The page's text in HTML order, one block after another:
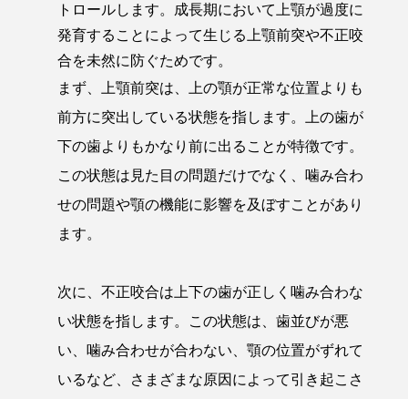
トロールします。成長期において上顎が過度に
発育することによって生じる上顎前突や不正咬
合を未然に防ぐためです。
まず、上顎前突は、上の顎が正常な位置よりも
前方に突出している状態を指します。上の歯が
下の歯よりもかなり前に出ることが特徴です。
この状態は見た目の問題だけでなく、噛み合わ
せの問題や顎の機能に影響を及ぼすことがあり
ます。
次に、不正咬合は上下の歯が正しく噛み合わな
い状態を指します。この状態は、歯並びが悪
い、噛み合わせが合わない、顎の位置がずれて
いるなど、さまざまな原因によって引き起こさ